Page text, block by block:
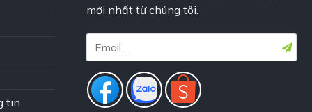
tin
mới nhất từ chúng tôi.